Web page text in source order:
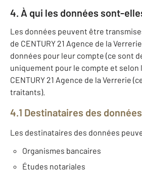
4. À qui les données sont-
Les données peuvent être
de CENTURY 21 Agence de la
données pour leur compte (ce sont
uniquement pour le compte et
CENTURY 21 Agence de la Verrerie
traitants).
4.1 Destinataires des données
Les destinataires des données
Organismes bancaires
Études notariales